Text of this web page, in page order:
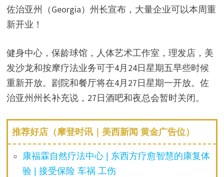
佐治亚州（Georgia）州长宣布，大量企业可以本周重
新开业！
健身中心，保龄球馆，人体艺术工作室，理发店，美
发沙龙和按摩疗法业务可于4月24日星期五早些时候
重新开放。剧院和餐厅将在4月27日星期一开放。佐
治亚州州长补充说，27日酒吧和夜总会暂时关闭。
推荐好店（摩登时讯｜美西新闻 黄金广告位）
康福霖自然疗法中心 | 东西方疗愈智慧的康复体
验 | 接受保险 车祸 工伤